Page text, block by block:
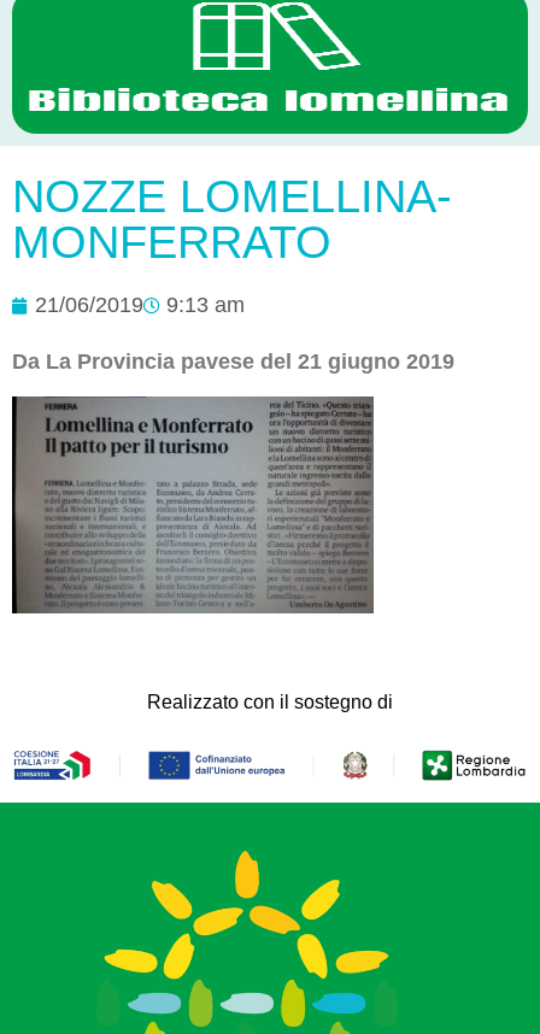
NOZZE LOMELLINA-
MONFERRATO
21/06/2019 9:13 am
Da La Provincia pavese del 21 giugno 2019
Realizzato con il sostegno di